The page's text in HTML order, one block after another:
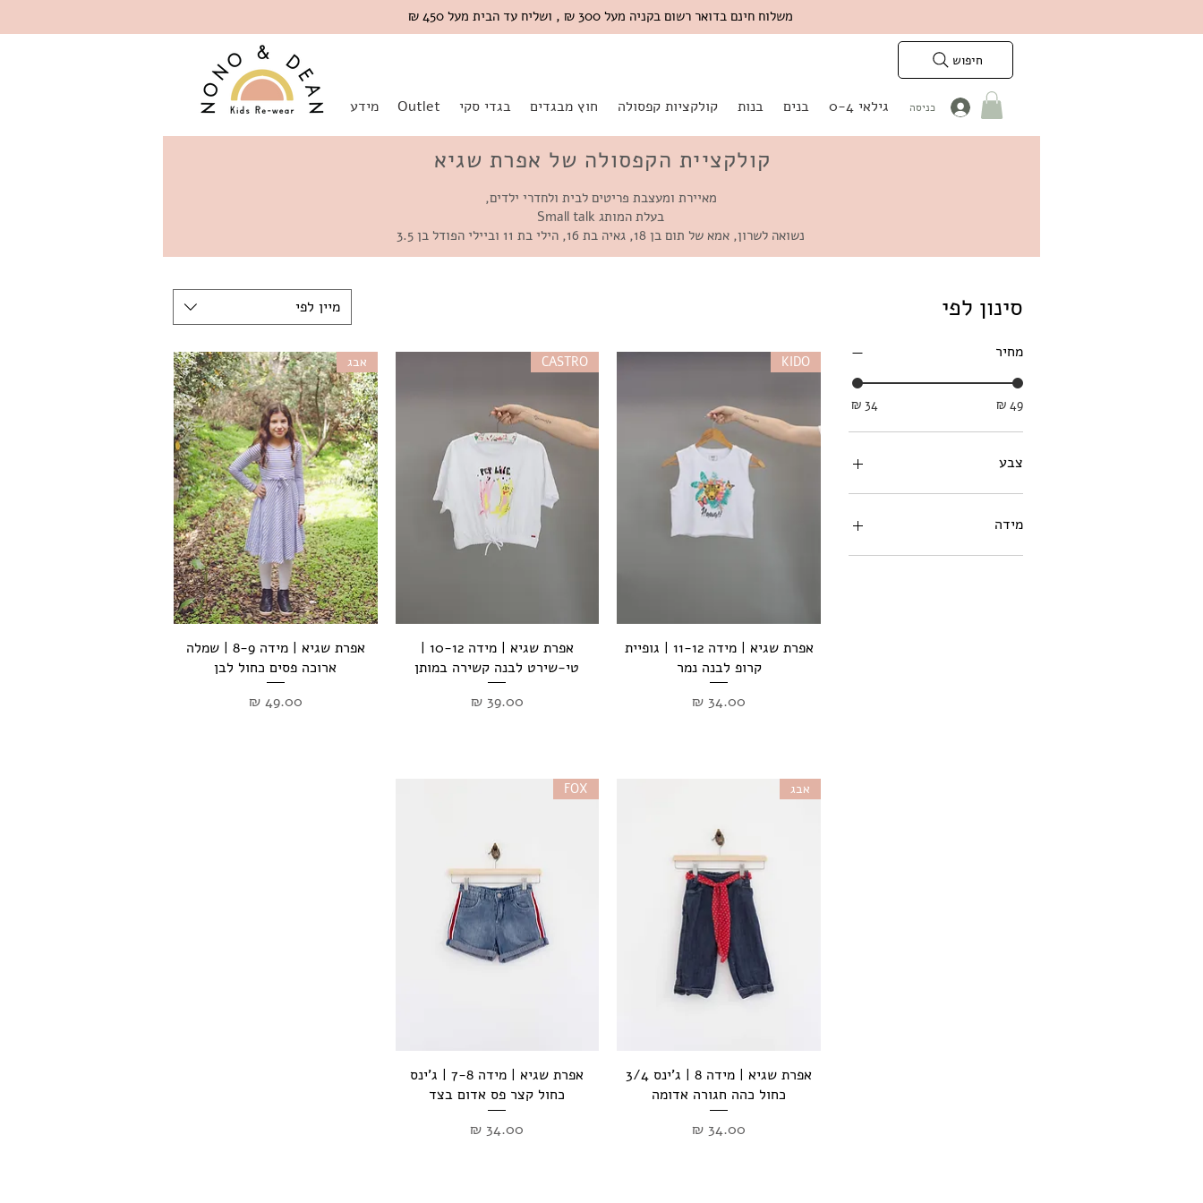
משלוח חינם בדואר רשום בקניה מעל 300 ₪ , ושליח עד הבית מעל 450 ₪
חיפוש
גילאי 0-4 בנים בנות קולקציות קפסולה חוץ מבגדים בגדי סקי Outlet מידע כניסה
קולקציית הקפסולה של אפרת שגיא
מאיירת ומעצבת פריטים לבית ולחדרי ילדים,
בעלת המותג Small talk
נשואה לשרון, אמא של תום בן 18, גאיה בת 16, הילי בת 11 וביילי הפודל בן 3.5
סינון לפי
מחיר
‏34 ‏₪
צבע
מידה
8
מיין לפי
תצוגה מהירה
KIDO
אפרת שגיא | מידה 11-12 | גופיית
קרופ לבנה נמר
מחיר
תצוגה מהירה
CASTRO
אפרת שגיא | מידה 10-12 |
טי-שירט לבנה קשירה במותן
מחיר
תצוגה מהירה
אבג
אפרת שגיא | מידה 8-9 | שמלה
ארוכה פסים כחול לבן
מחיר
תצוגה מהירה
אבג
אפרת שגיא | מידה 8 | ג'ינס 3/4
כחול כהה חגורה אדומה
מחיר
תצוגה מהירה
FOX
אפרת שגיא | מידה 7-8 | ג'ינס
כחול קצר פס אדום בצד
מחיר